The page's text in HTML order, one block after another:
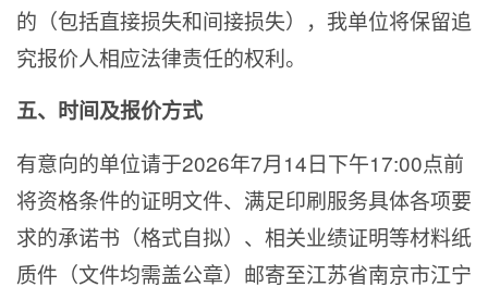
的（包括直接损失和间接损失），我单位将保留追
究报价人相应法律责任的权利。
五、时间及报价方式
有意向的单位请于2026年7月14日下午17:00点前
将资格条件的证明文件、满足印刷服务具体各项要
求的承诺书（格式自拟）、相关业绩证明等材料纸
质件（文件均需盖公章）邮寄至江苏省南京市江宁